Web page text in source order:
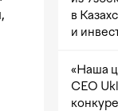
в
и
«Наша
CEO